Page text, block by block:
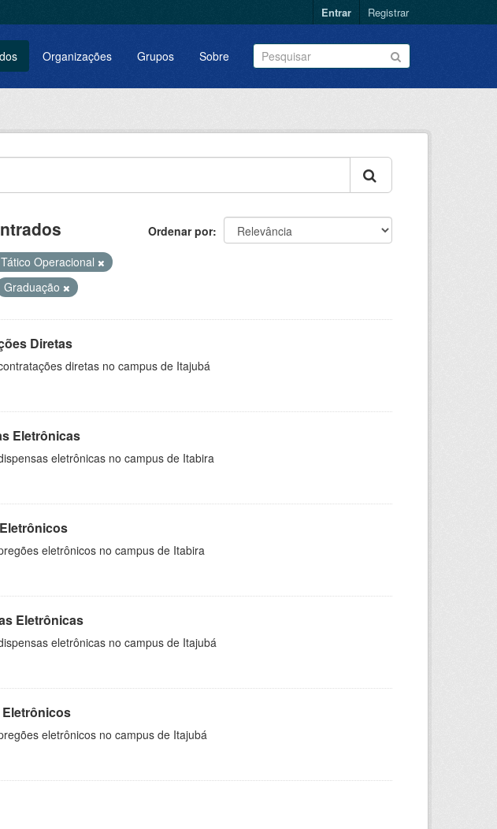
Entrar Registrar
Organizações Grupos Sobre
Ordenar por
Operacional
Graduação
Diretas
diretas no campus de Itajubá
Eletrônicas
eletrônicas no campus de Itabira
eletrônicos no campus de Itabira
Eletrônicas
eletrônicas no campus de Itajubá
Eletrônicos
eletrônicos no campus de Itajubá